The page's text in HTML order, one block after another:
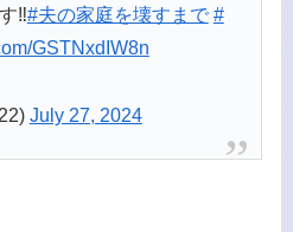
‼️#夫の家庭を壊すまで #
GSTNxdIW8n
July 27, 2024